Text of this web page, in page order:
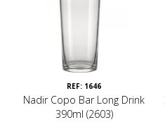
REF: 1646
Nadir Copo Bar Long Drink
390ml (2603)